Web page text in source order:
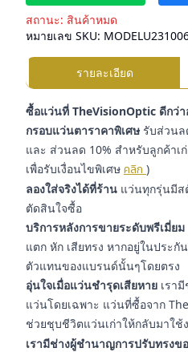
สถานะ: สินค้าหมด
หมายเลข SKU:
รายละเอียด
ซื้อแว่นที่ TheVisionOptic ดีกว่า
กรอบแว่นตาราคาพิเศษ รับส่วนล
และ ส่วนลด 10% สำหรับลูกค้าเ
เพื่อรับเงื่อนไขพิเศษ คลิก )
ลองใส่จริงได้ที่ร้าน แว่นทุกรุ่นมีส
ตัดสินใจซื้อ
บริการหลังการขายระดับพรีเมี่ยม
แตก หัก เสียทรง หากอยู่ในประกั
ตัวแทนของแบรนด์นั้นๆโดยตรง
อุ่นใจเมื่อแว่นชำรุดเสียหาย เรา
แว่นโดยเฉพาะ แว่นที่ซื้อจาก
ช่วยชุบชีวิตแว่นเก่าให้กลับมาใช้
เรามีช่างผู้ชำนาญการปรับทรงข